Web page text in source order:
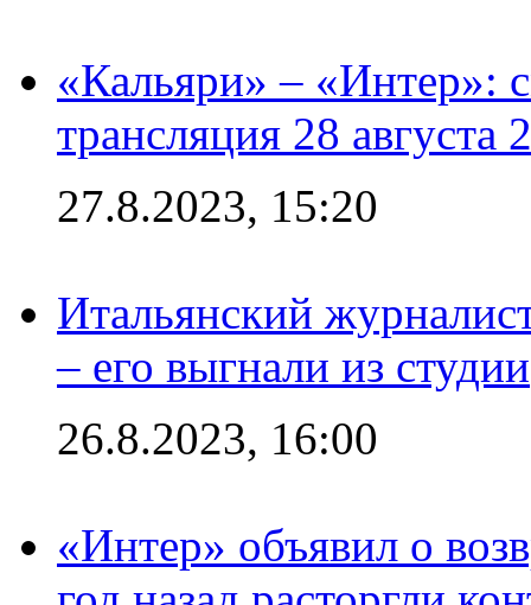
«Кальяри» – «Интер»:
трансляция 28 августа
27.8.2023, 15:20
Итальянский
– его выгнали из студии
26.8.2023, 16:00
«Интер» объявил о